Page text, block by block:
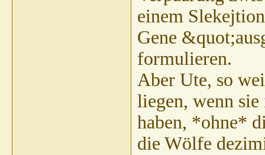
einem
Gene
formulieren.
Aber Ute, so
liegen, wenn
haben, *ohne*
die Wölfe